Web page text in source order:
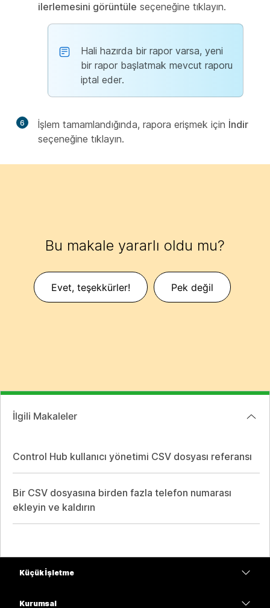
ilerlemesini görüntüle seçeneğine tıklayın.
Hali hazırda bir rapor varsa, yeni
bir rapor başlatmak mevcut raporu
iptal eder.
6 İşlem tamamlandığında, rapora erişmek için İndir
seçeneğine tıklayın.
Bu makale yararlı oldu mu?
Evet, teşekkürler! Pek değil
İlgili Makaleler
Control Hub kullanıcı yönetimi CSV dosyası referansı
Bir CSV dosyasına birden fazla telefon numarası
ekleyin ve kaldırın
Küçük İşletme
Kurumsal